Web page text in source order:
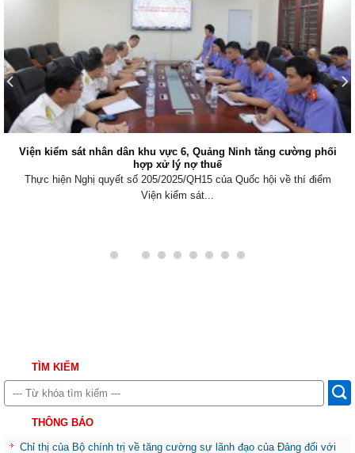
Viện kiểm sát nhân dân khu vực 6, Quảng Ninh tăng cường phối
hợp xử lý nợ thuế
Thực hiện Nghị quyết số 205/2025/QH15 của Quốc hội về thí điểm
Viện kiểm sát...
TÌM KIẾM
THÔNG BÁO
Chỉ thị của Bộ chính trị về tăng cường sự lãnh đạo của Đảng đối với